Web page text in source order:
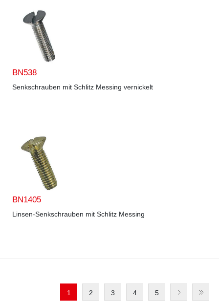
BN538
Senkschrauben mit Schlitz Messing vernickelt
BN1405
Linsen-Senkschrauben mit Schlitz Messing
1 2 3 4 5